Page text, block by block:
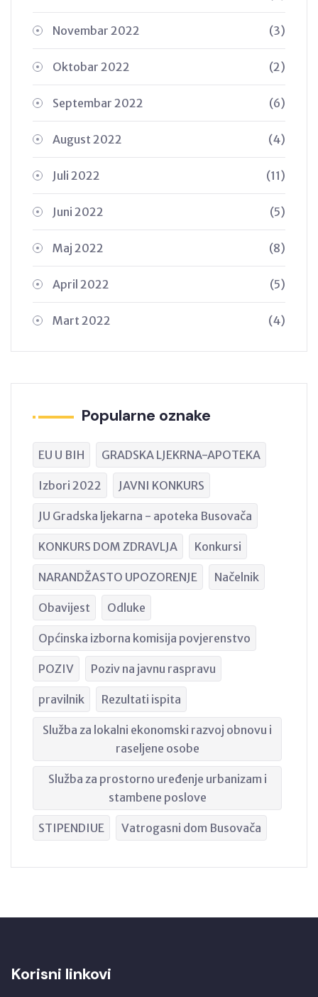
Novembar 2022 (3)
Oktobar 2022 (2)
Septembar 2022 (6)
August 2022 (4)
Juli 2022 (11)
Juni 2022 (5)
Maj 2022 (8)
April 2022 (5)
Mart 2022 (4)
Popularne oznake
EU U BIH GRADSKA LJEKRNA-APOTEKA
Izbori 2022 JAVNI KONKURS
JU Gradska ljekarna - apoteka Busovača
KONKURS DOM ZDRAVLJA Konkursi
NARANDŽASTO UPOZORENJE Načelnik
Obavijest Odluke
Općinska izborna komisija povjerenstvo
POZIV Poziv na javnu raspravu
pravilnik Rezultati ispita
Služba za lokalni ekonomski razvoj obnovu i
raseljene osobe
Služba za prostorno uređenje urbanizam i
stambene poslove
STIPENDIUE Vatrogasni dom Busovača
Korisni linkovi